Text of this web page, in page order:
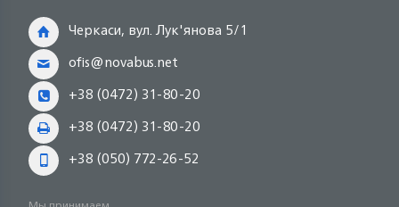
Черкаси, вул. Лук'янова 5/1
ofis@novabus.net
+38 (0472) 31-80-20
+38 (0472) 31-80-20
+38 (050) 772-26-52